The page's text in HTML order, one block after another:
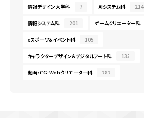
情報デザイン大学科 7 AIシステム科 214
情報システム科 201 ゲームクリエーター科
eスポーツ＆イベント科 105
キャラクターデザイン＆デジタルアート科 135
動画・CG・Webクリエーター科 282